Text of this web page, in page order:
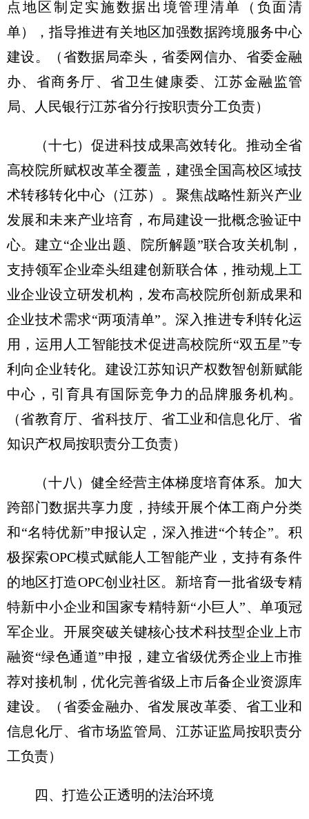
点地区制定实施数据出境管理清单（负面清
单），指导推进有关地区加强数据跨境服务中心
建设。
（省数据局牵头，省委网信办、省委金融
办、省商务厅、省卫生健康委、江苏金融监管
局、人民银行江苏省分行按职责分工负责）
（十七）促进科技成果高效转化。 推动全省
高校院所赋权改革全覆盖，建强全国高校区域技
术转移转化中心（江苏）。聚焦战略性新兴产业
发展和未来产业培育，布局建设一批概念验证中
心。建立“企业出题、院所解题”联合攻关机制，
支持领军企业牵头组建创新联合体，推动规上工
业企业设立研发机构，发布高校院所创新成果和
企业技术需求“两项清单”。深入推进专利转化运
用，运用人工智能技术促进高校院所“双五星”专
利向企业转化。建设江苏知识产权数智创新赋能
中心，引育具有国际竞争力的品牌服务机构。
（省教育厅、省科技厅、省工业和信息化厅、省
知识产权局按职责分工负责）
（十八）健全经营主体梯度培育体系。 加大
跨部门数据共享力度，持续开展个体工商户分类
和“名特优新”申报认定，深入推进“个转企”。积
极探索OPC模式赋能人工智能产业，支持有条件
的地区打造OPC创业社区。新培育一批省级专精
特新中小企业和国家专精特新“小巨人”、单项冠
军企业。开展突破关键核心技术科技型企业上市
融资“绿色通道”申报，建立省级优秀企业上市推
荐对接机制，优化完善省级上市后备企业资源库
建设。
（省委金融办、省发展改革委、省工业和
信息化厅、省市场监管局、江苏证监局按职责分
工负责）
四、打造公正透明的法治环境